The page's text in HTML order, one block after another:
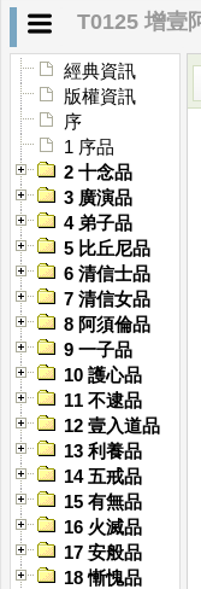
T0125 增壹
經典資訊
版權資訊
序
1 序品
2 十念品
3 廣演品
4 弟子品
5 比丘尼品
6 清信士品
7 清信女品
8 阿須倫品
9 一子品
10 護心品
11 不逮品
12 壹入道品
13 利養品
14 五戒品
15 有無品
16 火滅品
17 安般品
18 慚愧品